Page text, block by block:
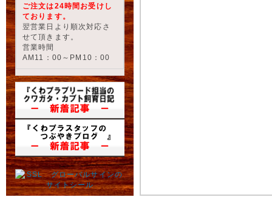
ご注文は24時間お受けし
ております。
翌営業日より順次対応さ
せて頂きます。
営業時間
AM11：00～PM10：00